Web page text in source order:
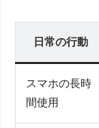
日常の行動
スマホの長時
間使用